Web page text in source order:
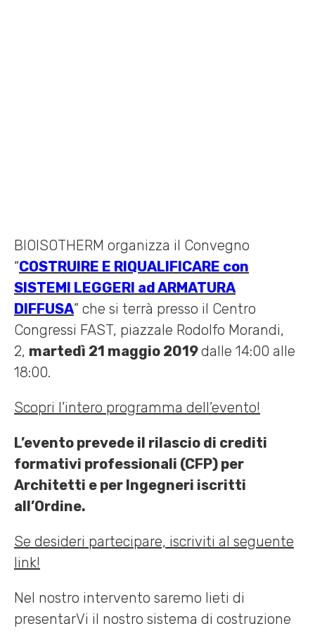
BIOISOTHERM organizza il Convegno
“COSTRUIRE E RIQUALIFICARE con
SISTEMI LEGGERI ad ARMATURA
DIFFUSA” che si terrà presso il Centro
Congressi FAST, piazzale Rodolfo Morandi,
2, martedì 21 maggio 2019dalle 14:00 alle
18:00.
Scopri l’intero programma dell’evento!
L’evento prevede il rilascio di crediti
formativi professionali (CFP) per
Architetti e per Ingegneri iscritti
all’Ordine.
Se desideri partecipare, iscriviti al seguente
link!
Nel nostro intervento saremo lieti di
presentarVi il nostro sistema di costruzione